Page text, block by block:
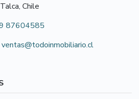
Chile
87604585
ventas@todoinmobiliario.cl